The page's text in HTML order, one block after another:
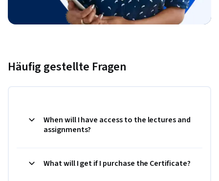
Häufig gestellte Fragen
When will I have access to the lectures and
assignments?
What will I get if I purchase the Certificate?